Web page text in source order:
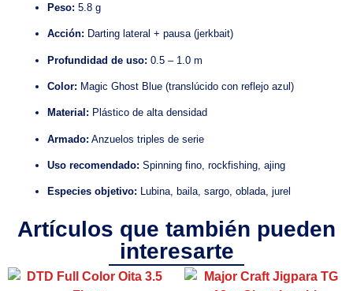
Peso: 5.8 g
Acción: Darting lateral + pausa (jerkbait)
Profundidad de uso: 0.5 – 1.0 m
Color: Magic Ghost Blue (translúcido con reflejo azul)
Material: Plástico de alta densidad
Armado: Anzuelos triples de serie
Uso recomendado: Spinning fino, rockfishing, ajing
Especies objetivo: Lubina, baila, sargo, oblada, jurel
Artículos que también pueden
interesarte